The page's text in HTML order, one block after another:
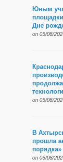
Юным
Дне
on 05/08/
on 05/08/
В
прошла
порядка»
on 05/08/